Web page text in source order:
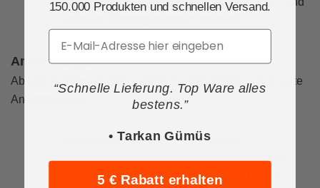
Anwendungen
Absperrschieber haben zahlreiche industrielle und private
Anwendungen.
Schlämme:Dieses Ventil hat einen
sodass der Schlamm leicht durch das Ventil
150.000 Produkten und schnellen Versand.
Email
“Schnelle Lieferung. Top Ware alles
bestens.”
• Tarkan Gümüs
5 € Rabatt erhalten